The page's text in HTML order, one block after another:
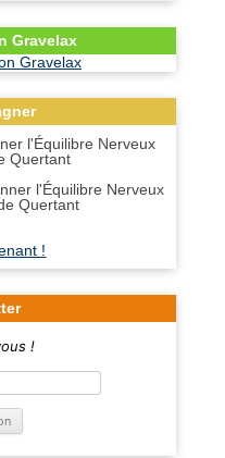
Gravelax
l'Équilibre Nerveux
Quertant
!
!